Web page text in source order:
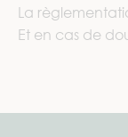
La
Et en cas de